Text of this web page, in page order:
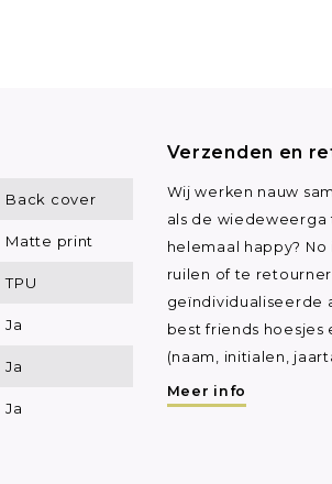
Back cover
Matte print
TPU
Ja
Ja
Ja
Verzenden en
Wij werken nauw
als de
helemaal happy?
ruilen of te
geïndividualiseerde
best friends
(naam, initialen,
Meer info